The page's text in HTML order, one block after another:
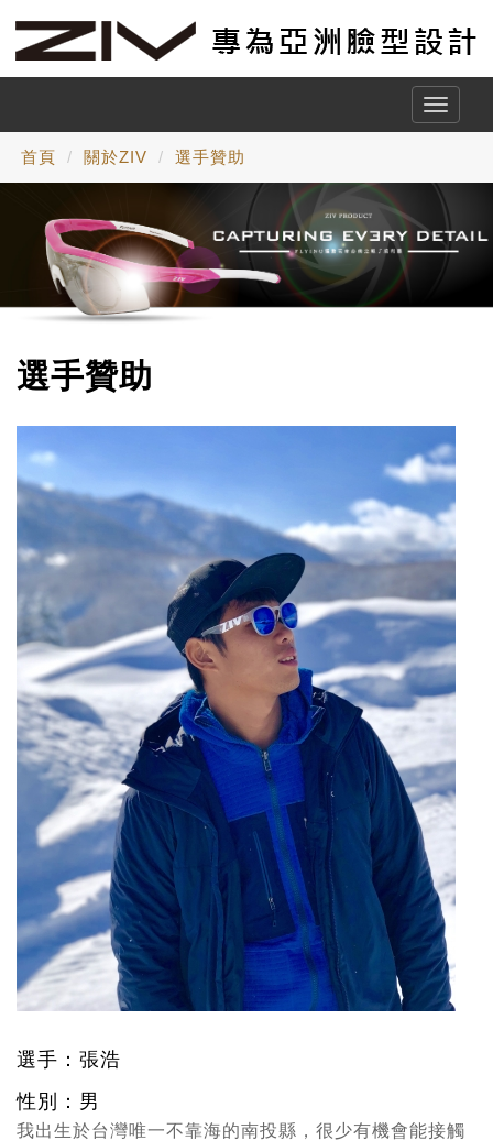
Toggle
首頁 關於ZIV 選手贊助
選手贊助
選手：張浩
性別：男
我出生於台灣唯一不靠海的南投縣，很少有機會能接觸